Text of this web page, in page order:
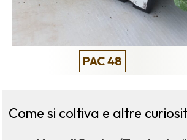
PAC 48
Come si coltiva e altre